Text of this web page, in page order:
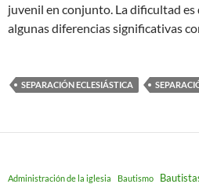
juvenil en conjunto. La dificultad
algunas diferencias significativas
SEPARACIÓN ECLESIÁSTICA
Administración de la iglesia Bautismo